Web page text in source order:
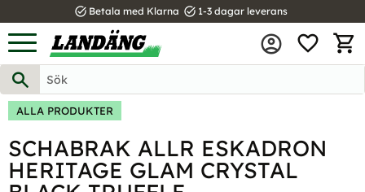
Meny
task_alt Betala med Klarna task_alt 1-3 dagar leverans
ALLA PRODUKTER
SCHABRAK ALLR ESKADRON
HERITAGE GLAM CRYSTAL